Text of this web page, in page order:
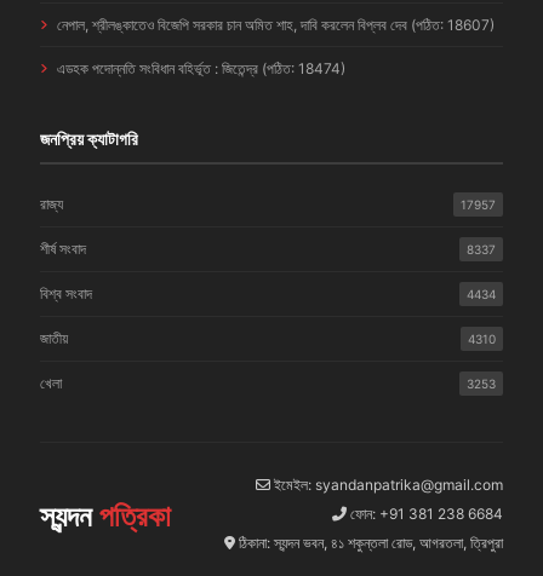
নেপাল, শ্রীলঙ্কাতেও বিজেপি সরকার চান অমিত শাহ, দাবি করলেন বিপ্লব দেব (পঠিত: 18607)
এডহক পদোন্নতি সংবিধান বহির্ভূত : জিতেন্দ্র (পঠিত: 18474)
জনপ্রিয় ক্যাটাগরি
রাজ্য 17957
শীর্ষ সংবাদ 8337
বিশ্ব সংবাদ 4434
জাতীয় 4310
খেলা 3253
স্যন্দনপত্রিকা
ইমেইল: syandanpatrika@gmail.com
ফোন: +91 381 238 6684
ঠিকানা: স্যন্দন ভবন, ৪১ শকুন্তলা রোড, আগরতলা, ত্রিপুরা